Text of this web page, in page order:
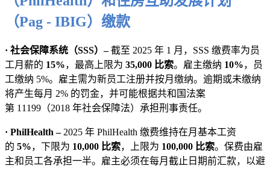
（Pag - IBIG）缴款
· 社会保障系统（SSS）–截至 2025 年 1 月，SSS 缴费率为员
工月薪的 15%，最高上限为 35,000 比索。雇主缴纳 10%，员
工缴纳 5%。雇主需为新员工注册并按月缴纳。逾期或未缴纳
将产生每月 2% 的罚金，并可能根据共和国法案
第 11199（2018 年社会保障法）承担刑事责任。
· PhilHealth –2025 年 PhilHealth 缴费维持在月基本工资
的 5%，下限为 10,000 比索，上限为 100,000 比索。保费由雇
主和员工各承担一半。雇主必须在每月截止日期前汇款，以避